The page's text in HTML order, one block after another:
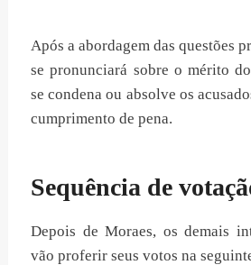
Após a abordagem das questões
se pronunciará sobre o mérito
se condena ou absolve os
cumprimento de pena.
Sequência de
Depois de Moraes, os demais
vão proferir seus votos na